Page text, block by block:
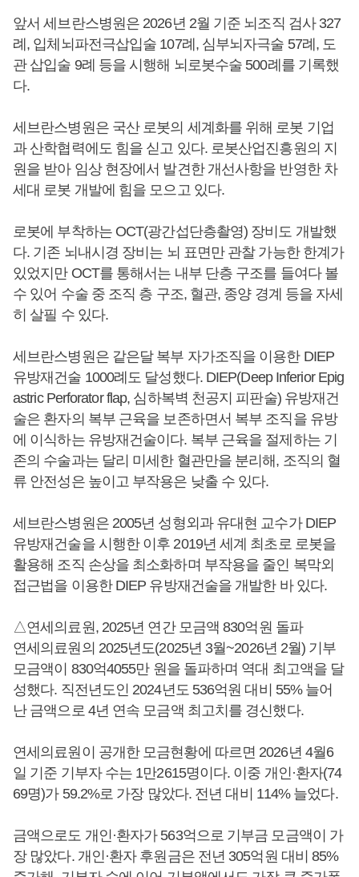
앞서 세브란스병원은 2026년 2월 기준 뇌조직 검사 327
례, 입체뇌파전극삽입술 107례, 심부뇌자극술 57례, 도
관 삽입술 9례 등을 시행해 뇌로봇수술 500례를 기록했
다.
세브란스병원은 국산 로봇의 세계화를 위해 로봇 기업
과 산학협력에도 힘을 싣고 있다. 로봇산업진흥원의 지
원을 받아 임상 현장에서 발견한 개선사항을 반영한 차
세대 로봇 개발에 힘을 모으고 있다.
로봇에 부착하는 OCT(광간섭단층촬영) 장비도 개발했
다. 기존 뇌내시경 장비는 뇌 표면만 관찰 가능한 한계가
있었지만 OCT를 통해서는 내부 단층 구조를 들여다 볼
수 있어 수술 중 조직 층 구조, 혈관, 종양 경계 등을 자세
히 살필 수 있다.
세브란스병원은 같은달 복부 자가조직을 이용한 DIEP
유방재건술 1000례도 달성했다. DIEP(Deep Inferior Epig
astric Perforator flap, 심하복벽 천공지 피판술) 유방재건
술은 환자의 복부 근육을 보존하면서 복부 조직을 유방
에 이식하는 유방재건술이다. 복부 근육을 절제하는 기
존의 수술과는 달리 미세한 혈관만을 분리해, 조직의 혈
류 안전성은 높이고 부작용은 낮출 수 있다.
세브란스병원은 2005년 성형외과 유대현 교수가 DIEP
유방재건술을 시행한 이후 2019년 세계 최초로 로봇을
활용해 조직 손상을 최소화하며 부작용을 줄인 복막외
접근법을 이용한 DIEP 유방재건술을 개발한 바 있다.
△연세의료원, 2025년 연간 모금액 830억원 돌파
연세의료원의 2025년도(2025년 3월~2026년 2월) 기부
모금액이 830억4055만 원을 돌파하며 역대 최고액을 달
성했다. 직전년도인 2024년도 536억원 대비 55% 늘어
난 금액으로 4년 연속 모금액 최고치를 경신했다.
연세의료원이 공개한 모금현황에 따르면 2026년 4월6
일 기준 기부자 수는 1만2615명이다. 이중 개인·환자(74
69명)가 59.2%로 가장 많았다. 전년 대비 114% 늘었다.
금액으로도 개인·환자가 563억으로 기부금 모금액이 가
장 많았다. 개인·환자 후원금은 전년 305억원 대비 85%